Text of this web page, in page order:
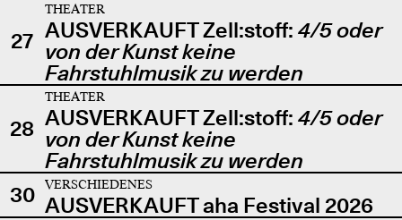
27
THEATER
AUSVERKAUFT Zell:stoff: 4/5 oder
von der Kunst keine
Fahrstuhlmusik zu werden
28
THEATER
AUSVERKAUFT Zell:stoff: 4/5 oder
von der Kunst keine
Fahrstuhlmusik zu werden
30
VERSCHIEDENES
AUSVERKAUFT aha Festival 2026